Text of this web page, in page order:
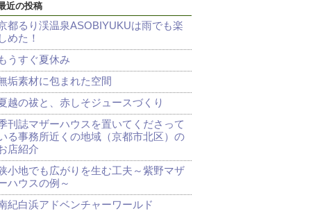
近の投稿
都るり渓温泉ASOBIYUKUは雨でも楽
めた！
うすぐ夏休み
垢素材に包まれた空間
越の祓と、赤しそジュースづくり
刊誌マザーハウスを置いてくださって
る事務所近くの地域（京都市北区）の
店紹介
小地でも広がりを生む工夫～紫野マザ
ハウスの例～
紀白浜アドベンチャーワールド